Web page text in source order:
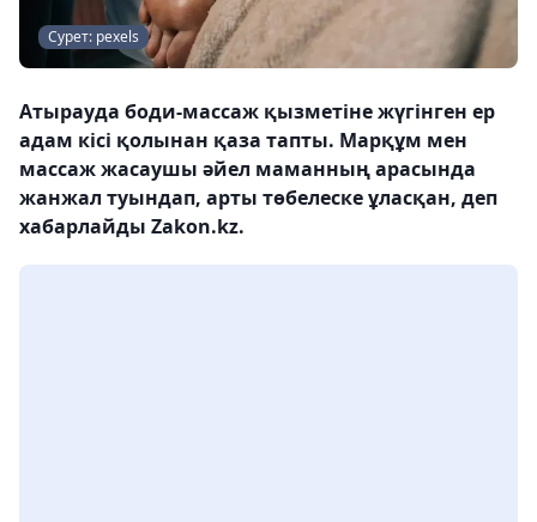
Сурет: pexels
Атырауда боди-массаж қызметіне жүгінген ер
адам кісі қолынан қаза тапты. Марқұм мен
массаж жасаушы әйел маманның арасында
жанжал туындап, арты төбелеске ұласқан, деп
хабарлайды Zakon.kz.